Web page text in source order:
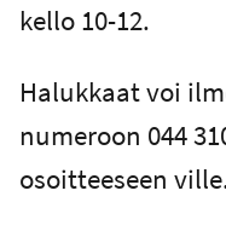
kello 10-12.
Halukkaat voi
numeroon 044
osoitteeseen